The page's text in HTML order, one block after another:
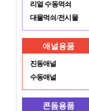
리얼 수동먹쇠
대물먹쇠/전시물
애널용품
진동애널
수동애널
콘돔용품